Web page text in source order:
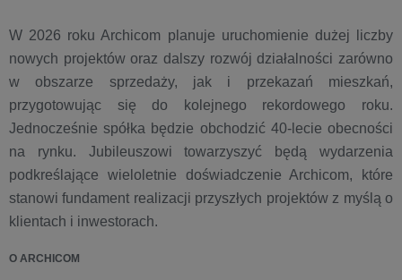
W 2026 roku Archicom planuje uruchomienie dużej liczby
nowych projektów oraz dalszy rozwój działalności zarówno
w obszarze sprzedaży, jak i przekazań mieszkań,
przygotowując się do kolejnego rekordowego roku.
Jednocześnie spółka będzie obchodzić 40-lecie obecności
na rynku. Jubileuszowi towarzyszyć będą wydarzenia
podkreślające wieloletnie doświadczenie Archicom, które
stanowi fundament realizacji przyszłych projektów z myślą o
klientach i inwestorach.
O ARCHICOM